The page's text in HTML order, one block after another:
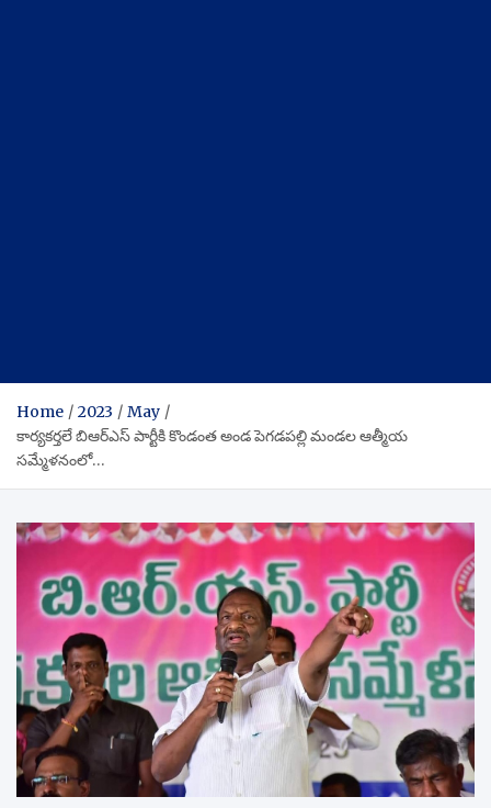
Home 2023
May
కార్యకర్తలే బిఆర్ఎస్ పార్టీకి కొండంత అండ పెగడపల్లి మండల ఆత్మీయ
సమ్మేళనంలో…